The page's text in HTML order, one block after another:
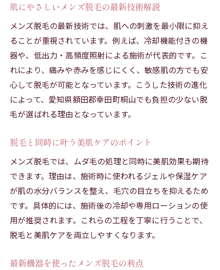
肌にやさしいメンズ脱毛の最新技術解説
メンズ脱毛の最新技術では、肌への刺激を最小限に抑え
ることが重視されています。例えば、冷却機能付きの機
器や、低出力・高頻度照射による施術が代表的です。こ
れにより、痛みや赤みを感じにくく、敏感肌の方でも安
心して脱毛が可能となっています。こうした技術の進化
によって、愛知県額田郡幸田町桐山でも負担の少ない脱
毛が選ばれる理由となっています。
脱毛と同時に叶う美肌ケアのポイント
メンズ脱毛では、ムダ毛の処理と同時に美肌効果も期待
できます。理由は、施術時に使われるジェルや保湿ケア
が肌の水分バランスを整え、毛穴の目立ちを抑えるため
です。具体的には、施術後の冷却や専用ローションの使
用が推奨されます。これらの工程を丁寧に行うことで、
脱毛と美肌ケアを両立しやすくなります。
最新機器を使ったメンズ脱毛の利点